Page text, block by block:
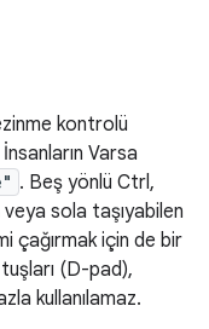
kontrolü
Varsa
. Beş yönlü Ctrl,
veya sola taşıyabilen
çağırmak için de bir
(D-pad),
kullanılamaz.